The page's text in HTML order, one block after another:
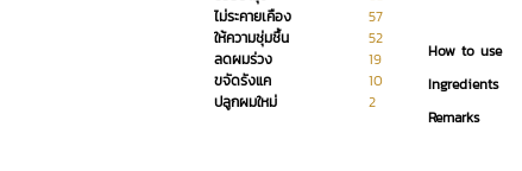
ไม่ระคายเคือง
57
ให้ความชุ่มชื้น
52
ลดผมร่วง
19
ขจัดรังแค
10
ปลูกผมใหม่
2
How to use
Ingredients
Remarks